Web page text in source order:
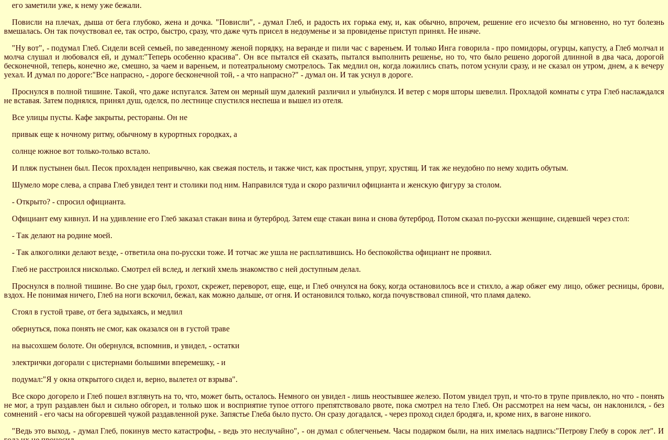
его заметили уже, к нему уже бежали.
Повисли на плечах, дыша от бега глубоко, жена и дочка. "Повисли", - думал Глеб, и радость их горька ему, и, как обычно, впрочем, решение его исчезло бы мгновенно, но тут болезнь
вмешалась. Он так почуствовал ее, так остро, быстро, сразу, что даже чуть присел в недоуменье и за провиденье приступ принял. Не иначе.
"Ну вот", - подумал Глеб. Сидели всей семьей, по заведенному женой порядку, на веранде и пили час с вареньем. И только Инга говорила - про помидоры, огурцы, капусту, а Глеб молчал и
молча слушал и любовался ей, и думал:"Теперь особенно красива". Он все пытался ей сказать, пытался выполнить решенье, но то, что было решено дорогой длинной в два часа, дорогой
бесконечной, теперь, конечно же, смешно, за чаем и вареньем, и потеатральному смотрелось. Так медлил он, когда ложились спать, потом уснули сразу, и не сказал он утром, днем, а к вечеру
уехал. И думал по дороге:"Все напрасно, - дороге бесконечной той, - а что напрасно?" - думал он. И так уснул в дороге.
Проснулся в полной тишине. Такой, что даже испугался. Затем он мерный шум далекий различил и улыбнулся. И ветер с моря шторы шевелил. Прохладой комнаты с утра Глеб наслаждался
не вставая. Затем поднялся, принял душ, оделся, по лестнице спустился неспеша и вышел из отеля.
Все улицы пусты. Кафе закрыты, рестораны. Он не
привык еще к ночному ритму, обычному в курортных городках, а
солнце южное вот только-только встало.
И пляж пустынен был. Песок прохладен непривычно, как свежая постель, и также чист, как простыня, упруг, хрустящ. И так же неудобно по нему ходить обутым.
Шумело море слева, а справа Глеб увидел тент и столики под ним. Направился туда и скоро различил официанта и женскую фигуру за столом.
- Открыто? - спросил официанта.
Официант ему кивнул. И на удивление его Глеб заказал стакан вина и бутерброд. Затем еще стакан вина и снова бутерброд. Потом сказал по-русски женщине, сидевшей через стол:
- Так делают на родине моей.
- Так алкоголики делают везде, - ответила она по-русски тоже. И тотчас же ушла не расплатившись. Но беспокойства официант не проявил.
Глеб не расстроился нисколько. Смотрел ей вслед, и легкий хмель знакомство с ней доступным делал.
Проснулся в полной тишине. Во сне удар был, грохот, скрежет, переворот, еще, еще, и Глеб очнулся на боку, когда остановилось все и стихло, а жар обжег ему лицо, обжег ресницы, брови,
вздох. Не понимая ничего, Глеб на ноги вскочил, бежал, как можно дальше, от огня. И остановился только, когда почувствовал спиной, что пламя далеко.
Стоял в густой траве, от бега задыхаясь, и медлил
обернуться, пока понять не смог, как оказался он в густой траве
на высохшем болоте. Он обернулся, вспомнив, и увидел, - остатки
электрички догорали с цистернами большими вперемешку, - и
подумал:"Я у окна открытого сидел и, верно, вылетел от взрыва".
Все скоро догорело и Глеб пошел взглянуть на то, что, может быть, осталось. Немного он увидел - лишь неостывшее железо. Потом увидел труп, и что-то в трупе привлекло, но что - понять
не мог, а труп раздавлен был и сильно обгорел, и только шок и восприятие тупое оттого препятствовало рвоте, пока смотрел на тело Глеб. Он рассмотрел на нем часы, он наклонился, - без
сомнений - его часы на обгоревшей чужой раздавленной руке. Запястье Глеба было пусто. Он сразу догадался, - через проход сидел бродяга, и, кроме них, в вагоне никого.
"Ведь это выход, - думал Глеб, покинув место катастрофы, - ведь это неслучайно", - он думал с облегченьем. Часы подарком были, на них имелась надпись:"Петрову Глебу в сорок лет". И